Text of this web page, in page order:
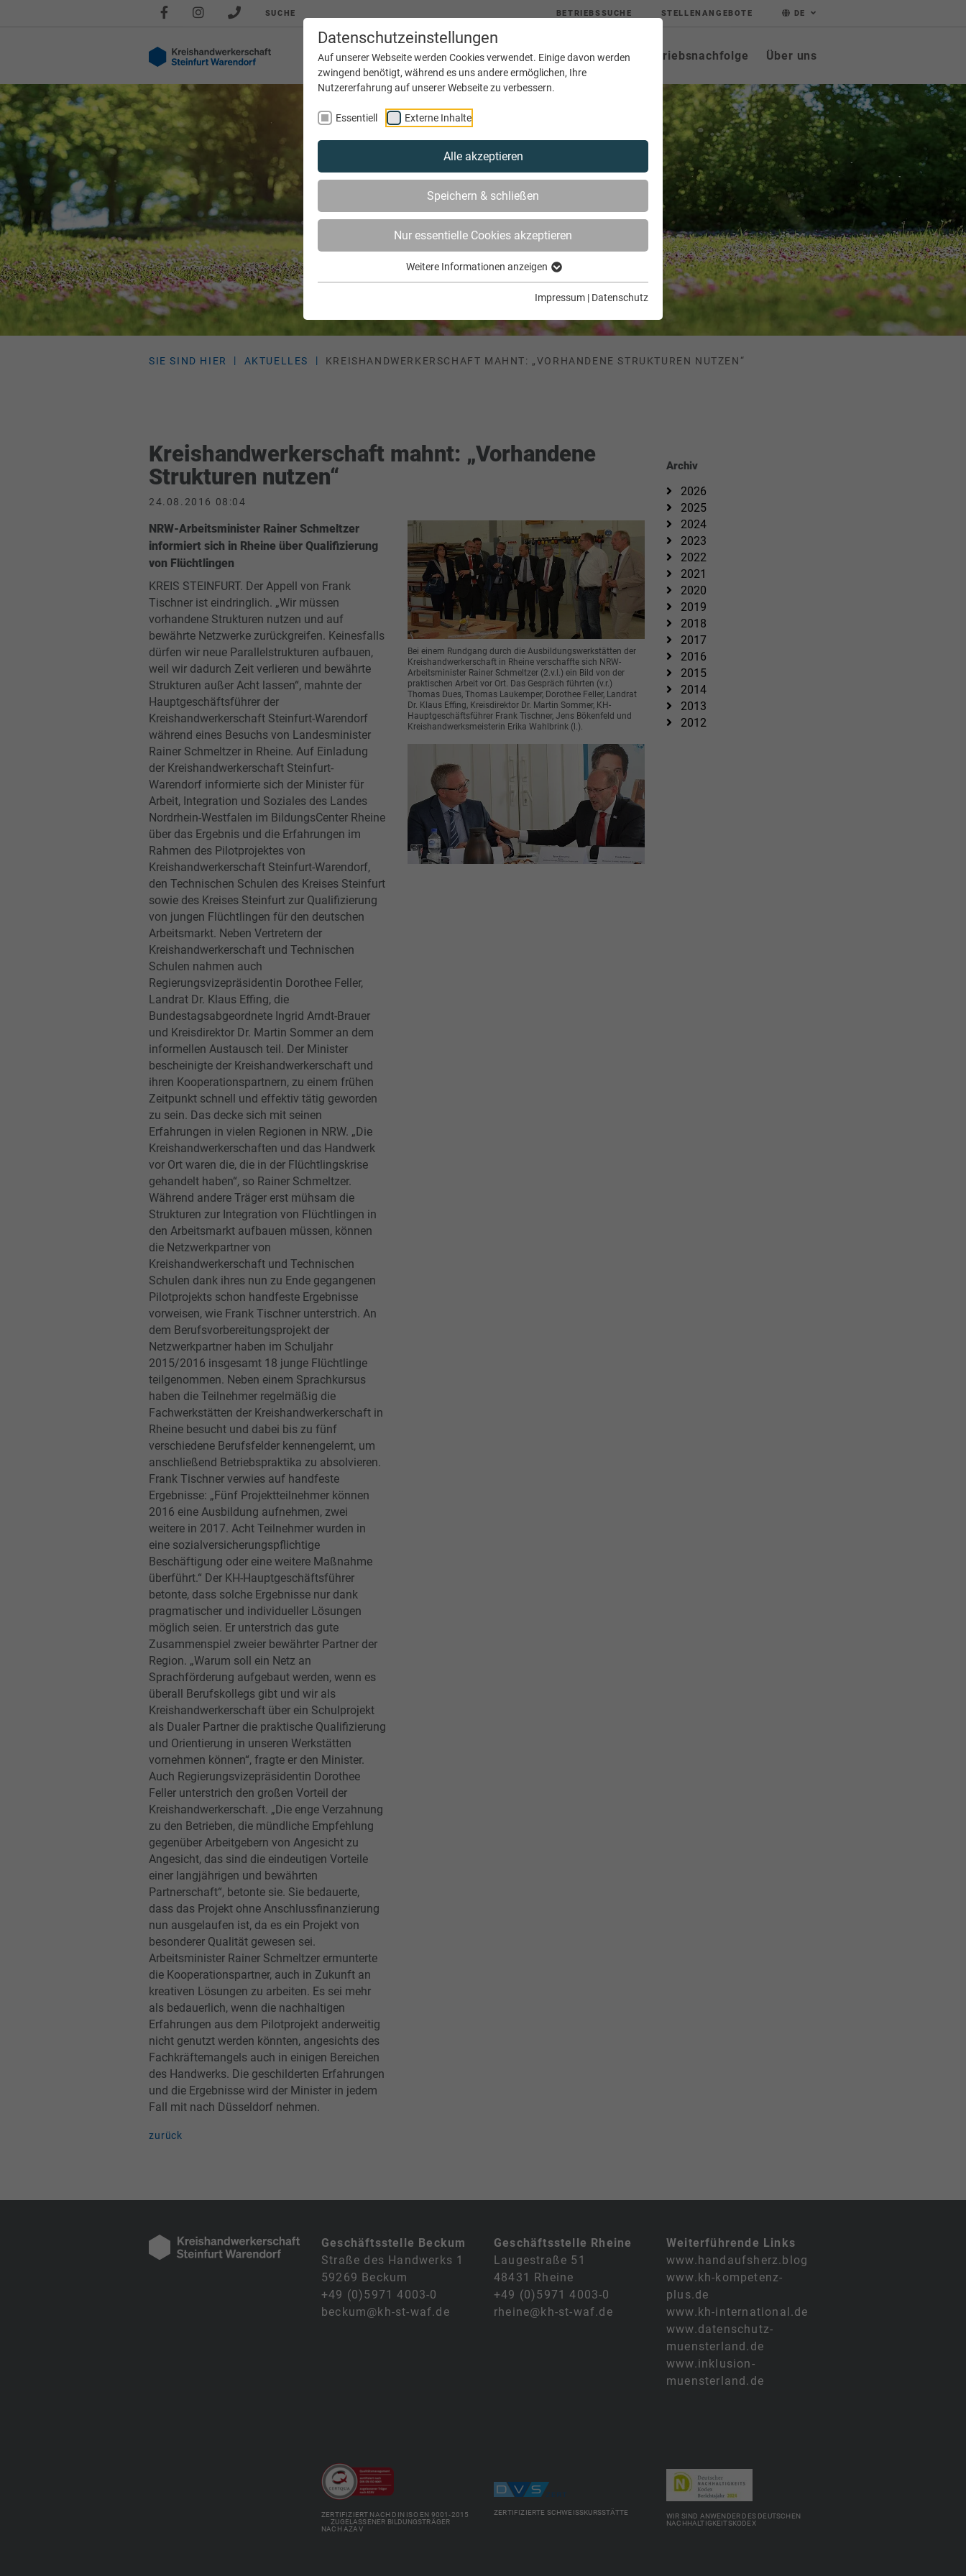
Datenschutzeinstellungen
Auf unserer Webseite werden Cookies verwendet. Einige davon werden
zwingend benötigt, während es uns andere ermöglichen, Ihre
Nutzererfahrung auf unserer Webseite zu verbessern.
Essentiell Externe Inhalte
Alle akzeptieren
Speichern & schließen
Nur essentielle Cookies akzeptieren
Weitere Informationen anzeigen
Impressum | Datenschutz
SUCHE BETRIEBSSUCHE STELLENANGEBOTE DE
Aktuelles Service Bildung Innungen Netzwerke Betriebsnachfolge Über uns
SIE SIND HIER AKTUELLES KREISHANDWERKERSCHAFT MAHNT: „VORHANDENE STRUKTUREN NUTZEN“
Kreishandwerkerschaft mahnt: „Vorhandene
Strukturen nutzen“
24.08.2016 08:04
NRW-Arbeitsminister Rainer Schmeltzer
informiert sich in Rheine über Qualifizierung
von Flüchtlingen
KREIS STEINFURT. Der Appell von Frank
Tischner ist eindringlich. „Wir müssen
vorhandene Strukturen nutzen und auf
bewährte Netzwerke zurückgreifen. Keinesfalls
dürfen wir neue Parallelstrukturen aufbauen,
weil wir dadurch Zeit verlieren und bewährte
Strukturen außer Acht lassen“, mahnte der
Hauptgeschäftsführer der
Kreishandwerkerschaft Steinfurt-Warendorf
während eines Besuchs von Landesminister
Rainer Schmeltzer in Rheine. Auf Einladung
der Kreishandwerkerschaft Steinfurt-
Warendorf informierte sich der Minister für
Arbeit, Integration und Soziales des Landes
Nordrhein-Westfalen im BildungsCenter Rheine
über das Ergebnis und die Erfahrungen im
Rahmen des Pilotprojektes von
Kreishandwerkerschaft Steinfurt-Warendorf,
den Technischen Schulen des Kreises Steinfurt
sowie des Kreises Steinfurt zur Qualifizierung
von jungen Flüchtlingen für den deutschen
Arbeitsmarkt. Neben Vertretern der
Kreishandwerkerschaft und Technischen
Schulen nahmen auch
Regierungsvizepräsidentin Dorothee Feller,
Landrat Dr. Klaus Effing, die
Bundestagsabgeordnete Ingrid Arndt-Brauer
und Kreisdirektor Dr. Martin Sommer an dem
informellen Austausch teil. Der Minister
bescheinigte der Kreishandwerkerschaft und
ihren Kooperationspartnern, zu einem frühen
Zeitpunkt schnell und effektiv tätig geworden
zu sein. Das decke sich mit seinen
Erfahrungen in vielen Regionen in NRW. „Die
Kreishandwerkerschaften und das Handwerk
vor Ort waren die, die in der Flüchtlingskrise
gehandelt haben“, so Rainer Schmeltzer.
Während andere Träger erst mühsam die
Strukturen zur Integration von Flüchtlingen in
den Arbeitsmarkt aufbauen müssen, können
die Netzwerkpartner von
Kreishandwerkerschaft und Technischen
Schulen dank ihres nun zu Ende gegangenen
Pilotprojekts schon handfeste Ergebnisse
vorweisen, wie Frank Tischner unterstrich. An
dem Berufsvorbereitungsprojekt der
Netzwerkpartner haben im Schuljahr
2015/2016 insgesamt 18 junge Flüchtlinge
teilgenommen. Neben einem Sprachkursus
haben die Teilnehmer regelmäßig die
Fachwerkstätten der Kreishandwerkerschaft in
Rheine besucht und dabei bis zu fünf
verschiedene Berufsfelder kennengelernt, um
anschließend Betriebspraktika zu absolvieren.
Frank Tischner verwies auf handfeste
Ergebnisse: „Fünf Projektteilnehmer können
2016 eine Ausbildung aufnehmen, zwei
weitere in 2017. Acht Teilnehmer wurden in
eine sozialversicherungspflichtige
Beschäftigung oder eine weitere Maßnahme
überführt.“ Der KH-Hauptgeschäftsführer
betonte, dass solche Ergebnisse nur dank
pragmatischer und individueller Lösungen
möglich seien. Er unterstrich das gute
Zusammenspiel zweier bewährter Partner der
Region. „Warum soll ein Netz an
Sprachförderung aufgebaut werden, wenn es
überall Berufskollegs gibt und wir als
Kreishandwerkerschaft über ein Schulprojekt
als Dualer Partner die praktische Qualifizierung
und Orientierung in unseren Werkstätten
vornehmen können“, fragte er den Minister.
Auch Regierungsvizepräsidentin Dorothee
Feller unterstrich den großen Vorteil der
Kreishandwerkerschaft. „Die enge Verzahnung
zu den Betrieben, die mündliche Empfehlung
gegenüber Arbeitgebern von Angesicht zu
Angesicht, das sind die eindeutigen Vorteile
einer langjährigen und bewährten
Partnerschaft“, betonte sie. Sie bedauerte,
dass das Projekt ohne Anschlussfinanzierung
nun ausgelaufen ist, da es ein Projekt von
besonderer Qualität gewesen sei.
Arbeitsminister Rainer Schmeltzer ermunterte
die Kooperationspartner, auch in Zukunft an
kreativen Lösungen zu arbeiten. Es sei mehr
als bedauerlich, wenn die nachhaltigen
Erfahrungen aus dem Pilotprojekt anderweitig
nicht genutzt werden könnten, angesichts des
Fachkräftemangels auch in einigen Bereichen
des Handwerks. Die geschilderten Erfahrungen
und die Ergebnisse wird der Minister in jedem
Fall mit nach Düsseldorf nehmen.
zurück
Bei einem Rundgang durch die Ausbildungswerkstätten der
Kreishandwerkerschaft in Rheine verschaffte sich NRW-
Arbeitsminister Rainer Schmeltzer (2.v.l.) ein Bild von der
praktischen Arbeit vor Ort. Das Gespräch führten (v.r.)
Thomas Dues, Thomas Laukemper, Dorothee Feller, Landrat
Dr. Klaus Effing, Kreisdirektor Dr. Martin Sommer, KH-
Hauptgeschäftsführer Frank Tischner, Jens Bökenfeld und
Kreishandwerksmeisterin Erika Wahlbrink (l.).
Archiv
2026
2025
2024
2023
2022
2021
2020
2019
2018
2017
2016
2015
2014
2013
2012
Geschäftsstelle Beckum
Straße des Handwerks 1
59269 Beckum
+49 (0)5971 4003-0
beckum@kh-st-waf.de
Geschäftsstelle Rheine
Laugestraße 51
48431 Rheine
+49 (0)5971 4003-0
rheine@kh-st-waf.de
Weiterführende Links
www.handaufsherz.blog
www.kh-kompetenz-
plus.de
www.kh-international.de
www.datenschutz-
muensterland.de
www.inklusion-
muensterland.de
ZERTIFIZIERT NACH DIN ISO EN 9001-2015
ZUGELASSENER BILDUNGSTRÄGER
NACH AZAV
ZERTIFIZIERTE SCHWEISSKURSSTÄTTE WIR SIND ANWENDER DES DEUTSCHEN
NACHHALTIGKEITSKODEX